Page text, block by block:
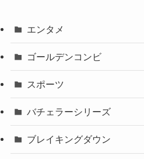
エンタメ
ゴールデンコンビ
スポーツ
バチェラーシリーズ
ブレイキングダウン